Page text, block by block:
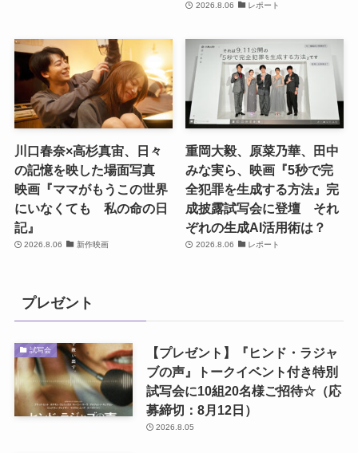
2026.8.06 レポート
川口春奈×高杉真宙、日々
の記憶を映した場面写真
映画『ママがもうこの世界
にいなくても 私の命の日
記』
2026.8.06 新作映画
重岡大毅、原菜乃華、田中
みな実ら、映画『5秒で完
全犯罪を生成する方法』完
成披露試写会に登壇 それ
ぞれの生成AI活用術は？
2026.8.06 レポート
プレゼント
試写会
【プレゼント】『ヒンド・ラジャ
ブの声』トークイベント付き特別
試写会に10組20名様ご招待☆（応
募締切：8月12日）
2026.8.05